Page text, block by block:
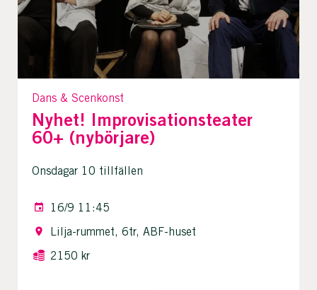
Dans & Scenkonst
Nyhet! Improvisationsteater
60+ (nybörjare)
Onsdagar 10 tillfällen
16/9 11:45
Lilja-rummet, 6tr, ABF-huset
2150 kr